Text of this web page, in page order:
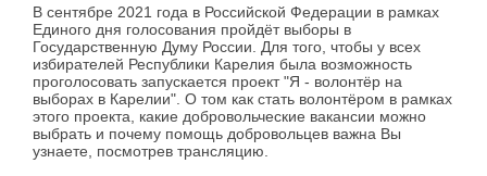
В сентябре 2021 года в Российской Федерации в рамках
Единого дня голосования пройдёт выборы в
Государственную Думу России. Для того, чтобы у всех
избирателей Республики Карелия была возможность
проголосовать запускается проект "Я - волонтёр на
выборах в Карелии". О том как стать волонтёром в рамках
этого проекта, какие добровольческие вакансии можно
выбрать и почему помощь добровольцев важна Вы
узнаете, посмотрев трансляцию.